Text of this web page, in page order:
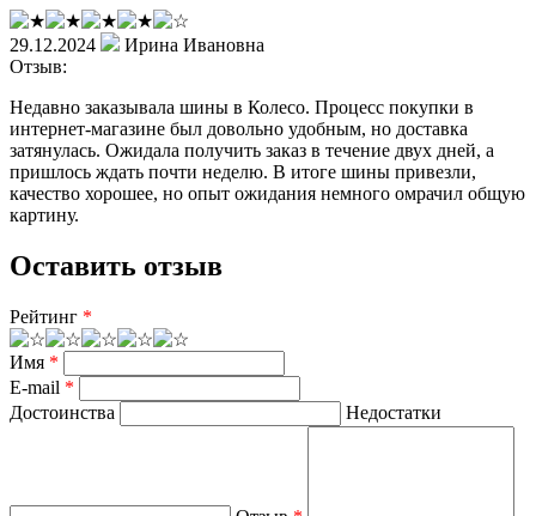
29.12.2024
Ирина Ивановна
Отзыв:
Недавно заказывала шины в Колесо. Процесс покупки в
интернет-магазине был довольно удобным, но доставка
затянулась. Ожидала получить заказ в течение двух дней, а
пришлось ждать почти неделю. В итоге шины привезли,
качество хорошее, но опыт ожидания немного омрачил общую
картину.
Оставить отзыв
Рейтинг *
Имя *
E-mail *
Достоинства
Недостатки